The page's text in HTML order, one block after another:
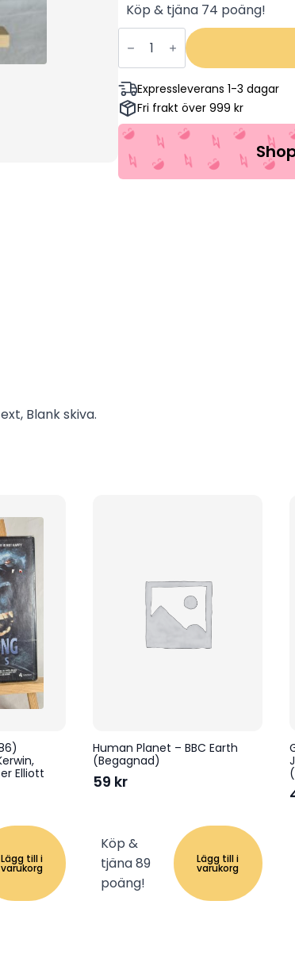
Köp & tjäna 74 poäng!
Brudens
Bäste
-
Patrick
Dempsey,
Michelle
Monaghan,
Kevin
McKidd
(Begagnad)
mängd
Expressleverans 1-3 dagar
Fri frakt över 999 kr
Blank skiva.
Elliott
Lägg till i
varukorg
Human Planet – BBC Earth
(Begagnad)
59 kr
Köp &
tjäna 89
poäng!
Lägg till i
varukorg